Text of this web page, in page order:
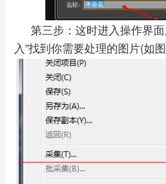
第三步：这时进入操作界
入”找到你需要处理的图片(如图